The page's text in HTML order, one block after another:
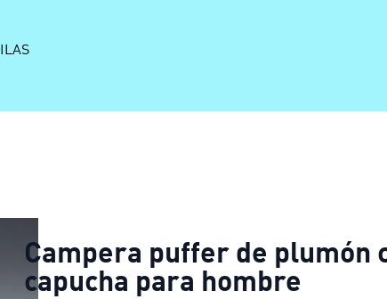
Campera puffer de plumón
capucha para hombre